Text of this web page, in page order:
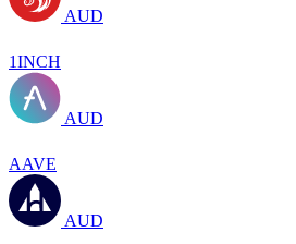
AUD
1INCH
AUD
AAVE
AUD